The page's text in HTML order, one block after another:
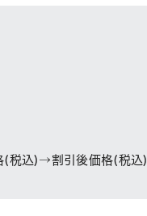
(税込)→割引後価格(税込)